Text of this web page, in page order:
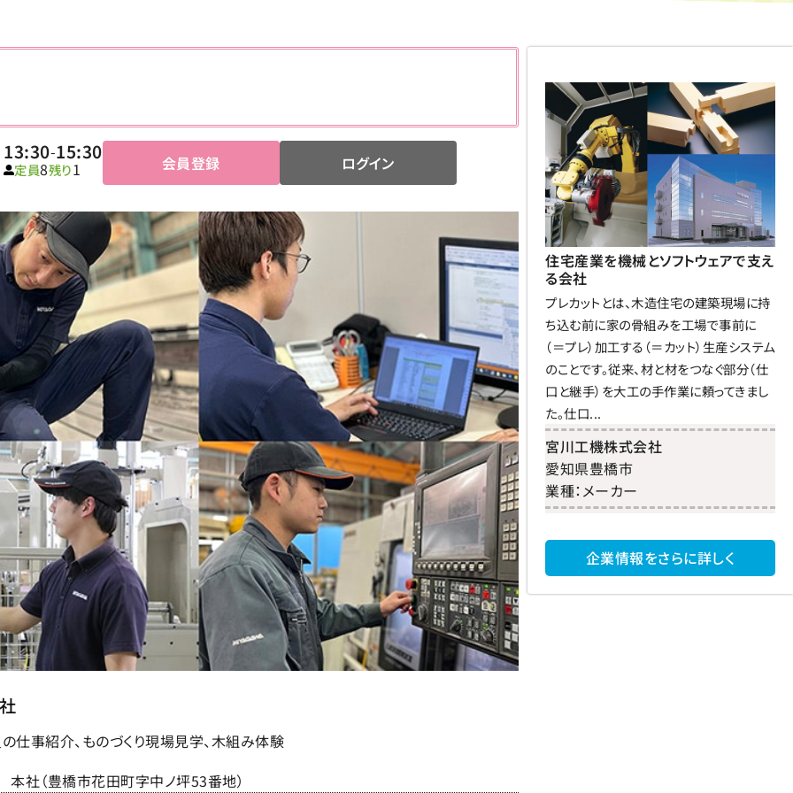
13:30-15:30
定員8残り1 会員登録 ログイン
仕事紹介、ものづくり現場見学、木組み体験
本社（豊橋市花田町字中ノ坪53番地）
住宅産業を機械とソフトウェアで支え
る会社
プレカットとは、木造住宅の建築現場に持
ち込む前に家の骨組みを工場で事前に
（＝プレ）加工する（＝カット）生産システム
のことです。従来、材と材をつなぐ部分（仕
口と継手）を大工の手作業に頼ってきまし
た。仕口...
宮川工機株式会社
愛知県豊橋市
業種：メーカー
企業情報をさらに詳しく